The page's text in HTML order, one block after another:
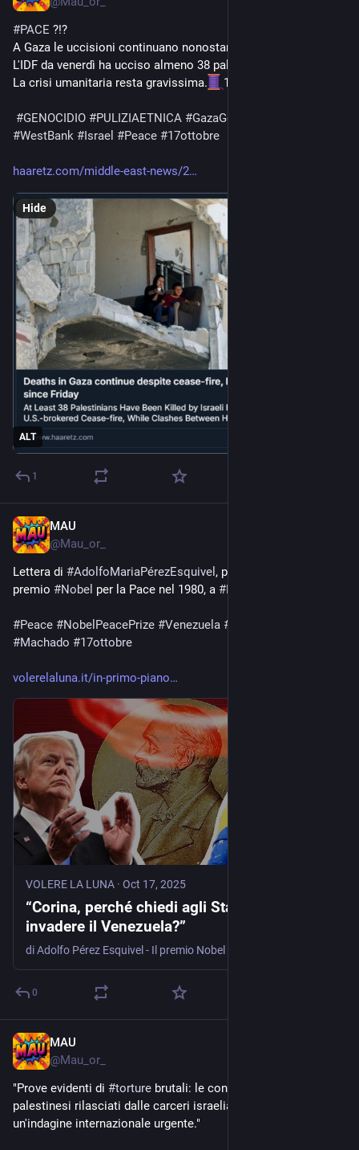
#PACE ?!?
A Gaza le uccisioni continuano nonostante il cessate il fuoco.
L'IDF da venerdì ha ucciso almeno 38 palestinesi.
La crisi umanitaria resta gravissima.
1/?
#GENOCIDIO #PULIZIAETNICA #GazaGenocide
#WestBank #Israel #Peace #17ottobre
haaretz.com/middle-east-news/2
ALT
Hide
1
MAU
@Mau_or_
Lettera di #AdolfoMariaPérezEsquivel , pacifista argentino,
premio #Nobel per la Pace nel 1980, a #MaríaCorinaMachado
#Peace #NobelPeacePrize #Venezuela #
#Machado #17ottobre
volerelaluna.it/in-primo-piano
VOLERE LA LUNA · Oct 17, 2025
“Corina, perché chiedi agli Stati Uniti di
invadere il Venezuela?”
0
MAU
@Mau_or_
"Prove evidenti di #torture brutali: le condizioni dei corpi
palestinesi rilasciati dalle carceri israeliane richiedono
un'indagine internazionale urgente."